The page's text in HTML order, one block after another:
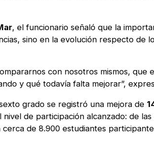
, el funcionario señaló que la
sino en la evolución respecto de
con nosotros mismos, que
y qué todavía falta mejorar”,
grado se registró una mejora de
nivel de participación alcanzado: de
de 8.900 estudiantes